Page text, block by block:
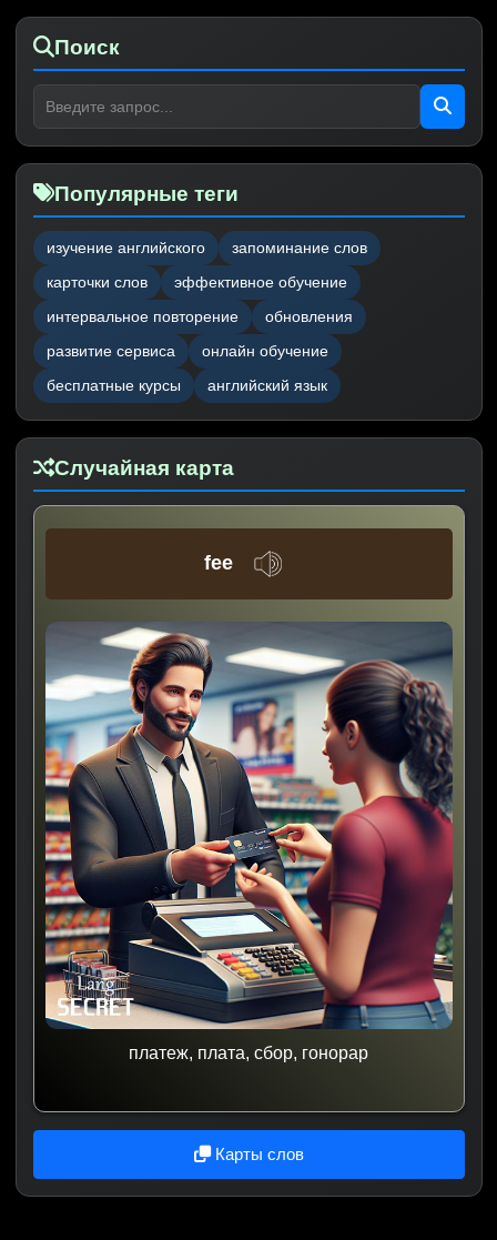
Поиск
Популярные теги
изучение английского
запоминание слов
карточки слов
эффективное обучение
интервальное повторение
обновления
развитие сервиса
онлайн обучение
бесплатные курсы
английский язык
Случайная карта
fee
платеж, плата, сбор, гонорар
Карты слов